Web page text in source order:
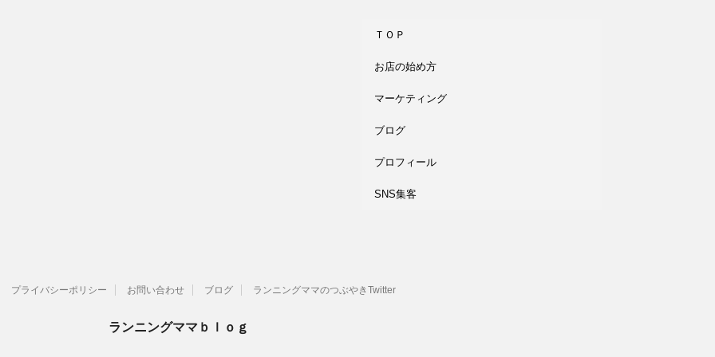
ＴＯＰ
お店の始め方
マーケティング
ブログ
プロフィール
SNS集客
プライバシーポリシー お問い合わせ ブログ ランニングママのつぶやきTwitter
ランニングママｂｌｏｇ